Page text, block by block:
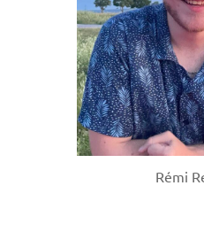
Rémi